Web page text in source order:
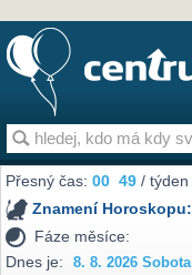
Přesný čas:00 49 /
Znamení Horoskopu:
Fáze měsíce:
Dnes je:
8. 8. 2026 Sobota